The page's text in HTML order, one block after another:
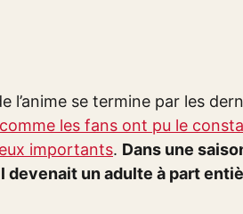
l’anime se termine par les
les fans ont pu le
importants. Dans une
devenait un adulte à part